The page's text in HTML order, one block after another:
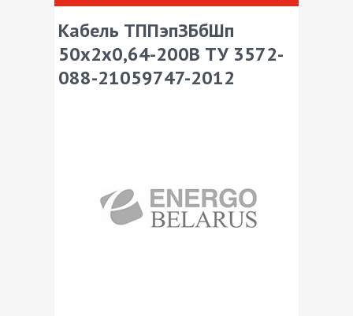
Кабель ТППэпЗБбШп
50х2х0,64-200В ТУ 3572-
088-21059747-2012